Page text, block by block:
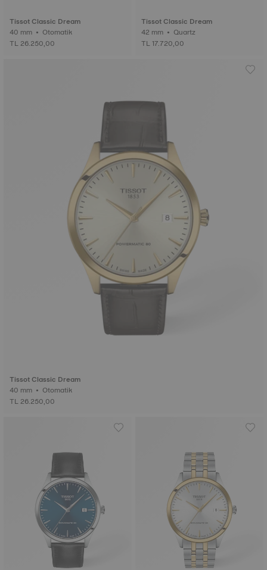
Tissot Classic Dream
40 mm • Otomatik
TL 26.250,00
Tissot Classic Dream
42 mm • Quartz
TL 17.720,00
Tissot Classic Dream
40 mm • Otomatik
TL 26.250,00